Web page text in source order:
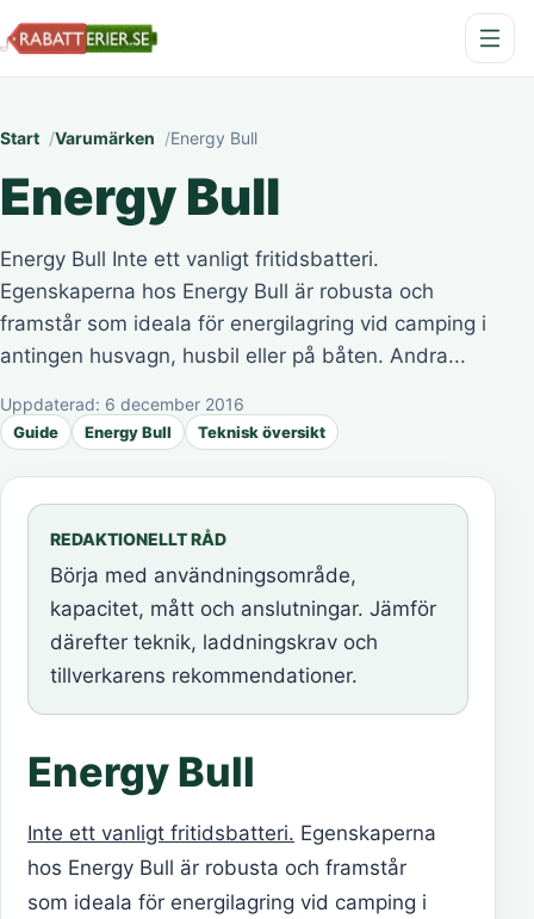
Start Varumärken Energy Bull
Energy Bull
Energy Bull Inte ett vanligt fritidsbatteri.
Egenskaperna hos Energy Bull är robusta och
framstår som ideala för energilagring vid camping i
antingen husvagn, husbil eller på båten. Andra...
Uppdaterad: 6 december 2016
Guide Energy Bull Teknisk översikt
REDAKTIONELLT RÅD
Börja med användningsområde,
kapacitet, mått och anslutningar. Jämför
därefter teknik, laddningskrav och
tillverkarens rekommendationer.
Energy Bull
Inte ett vanligt fritidsbatteri. Egenskaperna
hos Energy Bull är robusta och framstår
som ideala för energilagring vid camping i